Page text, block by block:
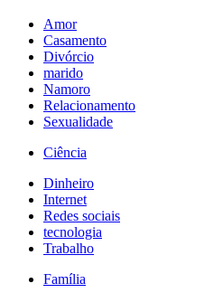
Amor
Casamento
Divórcio
marido
Namoro
Relacionamento
Sexualidade
Ciência
Dinheiro
Internet
Redes sociais
tecnologia
Trabalho
Família